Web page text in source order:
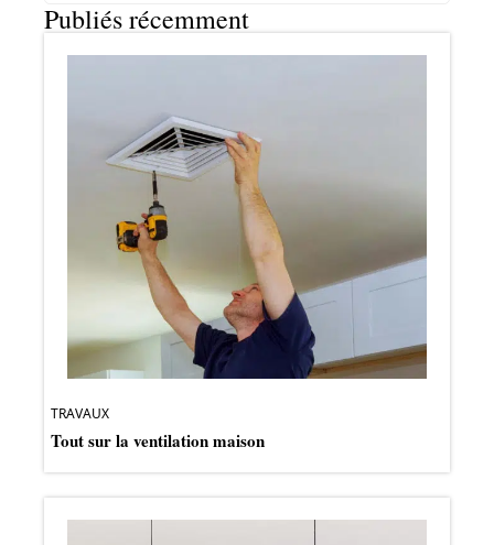
Publiés récemment
TRAVAUX
Tout sur la ventilation maison